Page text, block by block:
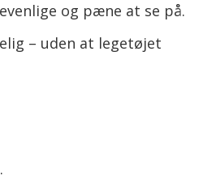
og pæne at se på.
– uden at legetøjet